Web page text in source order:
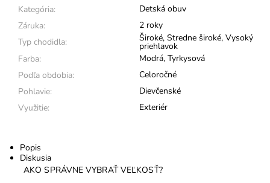
Kategória:
Detská obuv
Záruka:
2 roky
Typ chodidla:
Široké, Stredne široké, Vysoký
priehlavok
Farba:
Modrá, Tyrkysová
Podľa obdobia:
Celoročné
Pohlavie:
Dievčenské
Využitie:
Exteriér
Popis
Diskusia
AKO SPRÁVNE VYBRAŤ VEĽKOSŤ?